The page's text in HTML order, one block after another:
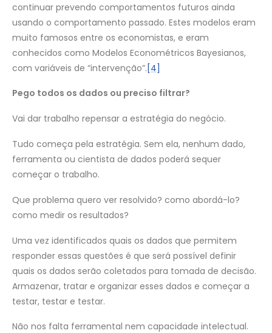
continuar prevendo comportamentos futuros ainda
usando o comportamento passado. Estes modelos eram
muito famosos entre os economistas, e eram
conhecidos como Modelos Econométricos Bayesianos,
com variáveis de “intervenção”. [4]
Pego todos os dados ou preciso filtrar?
Vai dar trabalho repensar a estratégia do negócio.
Tudo começa pela estratégia. Sem ela, nenhum dado,
ferramenta ou cientista de dados poderá sequer
começar o trabalho.
Que problema quero ver resolvido? como abordá-lo?
como medir os resultados?
Uma vez identificados quais os dados que permitem
responder essas questões é que será possível definir
quais os dados serão coletados para tomada de decisão.
Armazenar, tratar e organizar esses dados e começar a
testar, testar e testar.
Não nos falta ferramental nem capacidade intelectual.